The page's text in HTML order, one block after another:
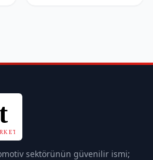
sektörünün güvenilir ismi;